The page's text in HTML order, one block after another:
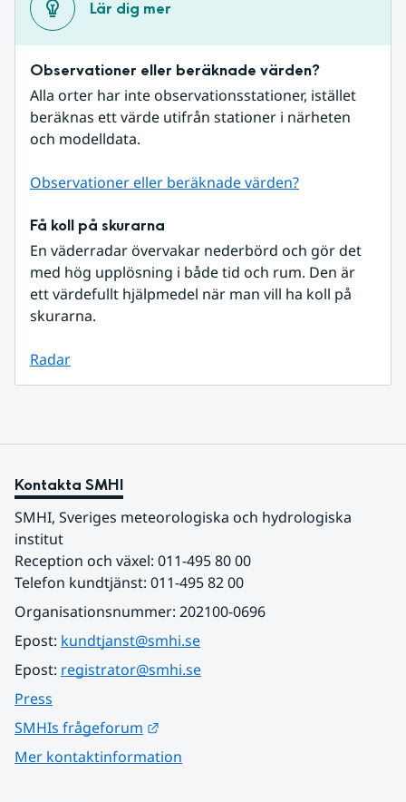
Lär dig mer
Observationer eller beräknade värden?
Alla orter har inte observationsstationer, istället
beräknas ett värde utifrån stationer i närheten
och modelldata.
Observationer eller beräknade värden?
Få koll på skurarna
En väderradar övervakar nederbörd och gör det
med hög upplösning i både tid och rum. Den är
ett värdefullt hjälpmedel när man vill ha koll på
skurarna.
Radar
Kontakta SMHI
SMHI, Sveriges meteorologiska och hydrologiska
institut
Reception och växel: 011-495 80 00
Telefon kundtjänst: 011-495 82 00
Organisationsnummer: 202100-0696
Epost: kundtjanst@smhi.se
Epost: registrator@smhi.se
Press
SMHIs frågeforum
Mer kontaktinformation